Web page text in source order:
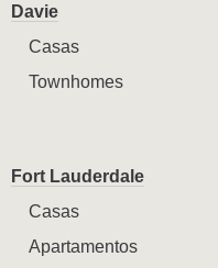
Davie
Casas
Townhomes
Fort Lauderdale
Casas
Apartamentos